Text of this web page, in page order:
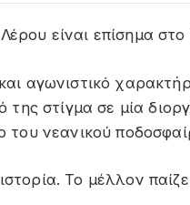
είναι επίσημα
αγωνιστικό
της στίγμα σε μία
του νεανικού
Το μέλλον